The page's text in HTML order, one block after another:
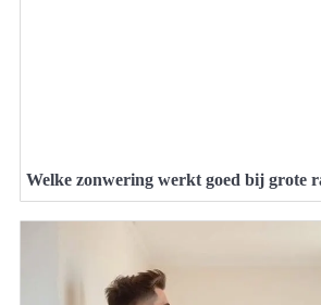
Welke zonwering werkt goed bij grote